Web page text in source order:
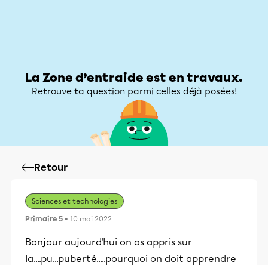
La Zone d’entraide est en travaux.
Retrouve ta question parmi celles déjà posées!
Retour
Sciences et technologies
Primaire 5 • 10 mai 2022
Bonjour aujourd'hui on as appris sur
la....pu...puberté.....pourquoi on doit apprendre